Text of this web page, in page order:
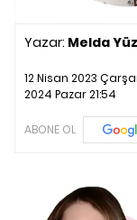
Yazar: Melda
12 Nisan 2023
2024 Pazar 21:54
ABONE OL